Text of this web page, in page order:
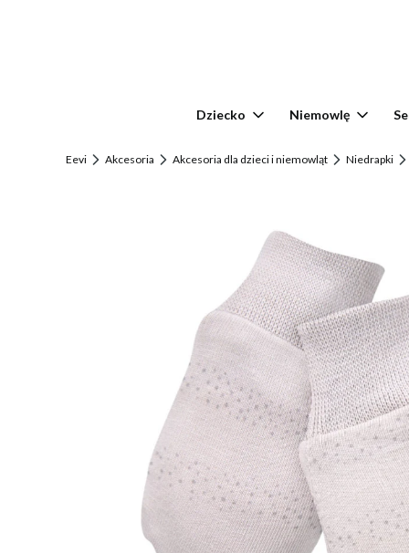
Dziecko Niemowlę
Eevi Akcesoria Akcesoria dla dzieci i niemowląt Niedrapki